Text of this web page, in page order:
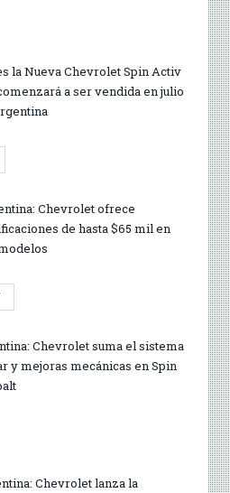
la Nueva Chevrolet Spin Activ
a ser vendida en julio
Chevrolet ofrece
de hasta $65 mil en
Chevrolet suma el sistema
y mejoras mecánicas en Spin
Chevrolet lanza la